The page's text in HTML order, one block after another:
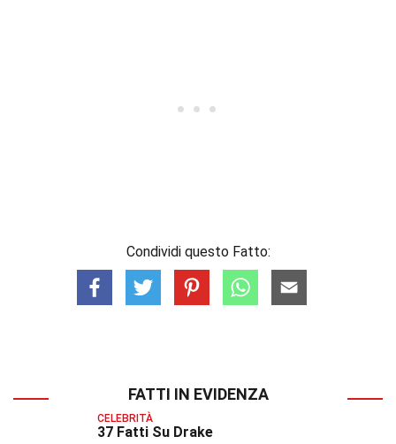
Condividi questo Fatto:
FATTI IN EVIDENZA
CELEBRITÀ
37 Fatti Su Drake